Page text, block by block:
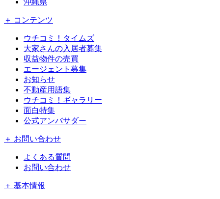
沖縄県
＋ コンテンツ
ウチコミ！タイムズ
大家さんの入居者募集
収益物件の売買
エージェント募集
お知らせ
不動産用語集
ウチコミ！ギャラリー
面白特集
公式アンバサダー
＋ お問い合わせ
よくある質問
お問い合わせ
＋ 基本情報